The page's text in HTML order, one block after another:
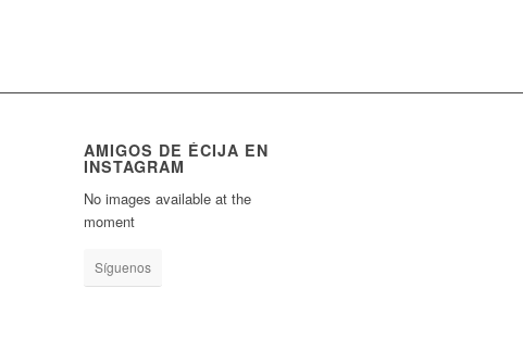
AMIGOS DE ÉCIJA EN
INSTAGRAM
No images available at the
moment
Síguenos